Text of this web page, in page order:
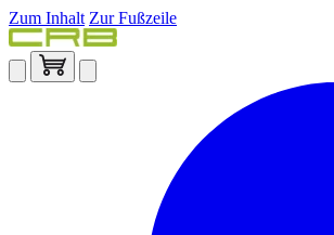
Zum Inhalt Zur Fußzeile